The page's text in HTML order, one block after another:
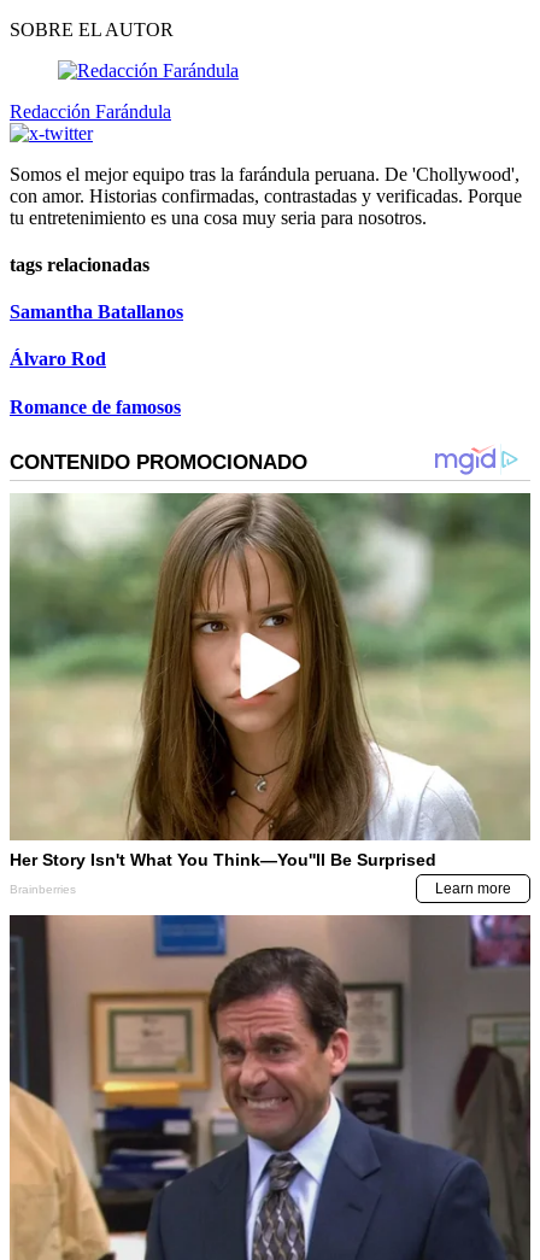
SOBRE EL AUTOR
Redacción Farándula
Somos el mejor equipo tras la farándula peruana. De 'Chollywood',
con amor. Historias confirmadas, contrastadas y verificadas. Porque
tu entretenimiento es una cosa muy seria para nosotros.
tags relacionadas
Samantha Batallanos
Álvaro Rod
Romance de famosos